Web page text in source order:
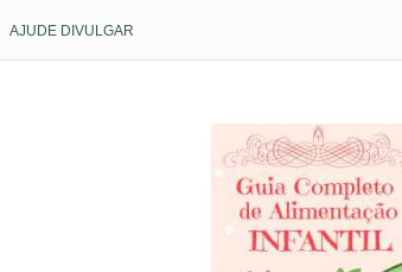
AJUDE DIVULGAR